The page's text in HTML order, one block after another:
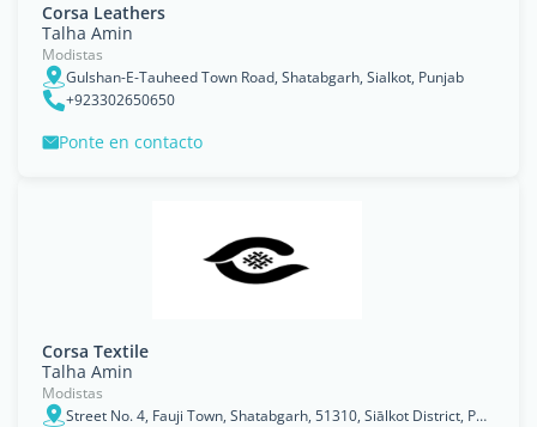
Corsa Leathers
Talha Amin
Modistas
Gulshan-E-Tauheed Town Road, Shatabgarh, Sialkot, Punjab
+923302650650
Ponte en contacto
Corsa Textile
Talha Amin
Modistas
Street No. 4, Fauji Town, Shatabgarh, 51310, Siālkot District, Punjab